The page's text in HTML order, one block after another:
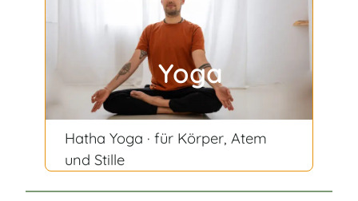
Yoga
Hatha Yoga · für Körper, Atem
und Stille